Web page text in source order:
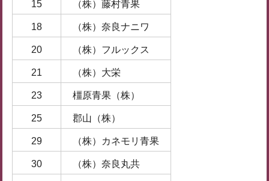
15 （株）藤村青果
18 （株）奈良ナニワ
20 （株）フルックス
21 （株）大栄
23 橿原青果（株）
25 郡山（株）
29 （株）カネモリ青果
30 （株）奈良丸共